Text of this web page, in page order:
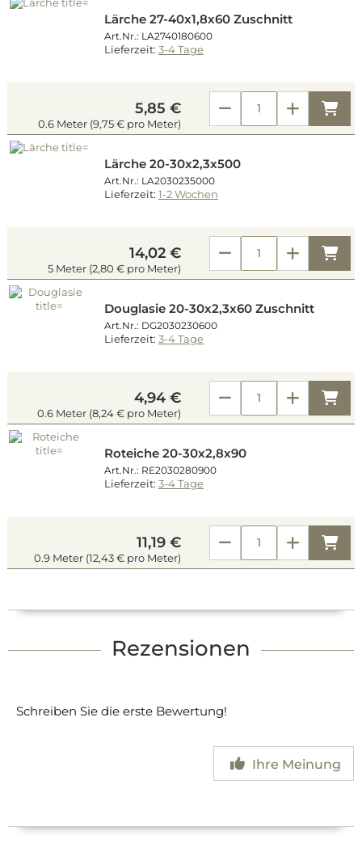
Lärche 27-40x1,8x60 Zuschnitt
Art.Nr.: LA2740180600
Lieferzeit: 3-4 Tage
5,85 €
0.6 Meter (9,75 € pro Meter)
Lärche 20-30x2,3x500
Art.Nr.: LA2030235000
Lieferzeit: 1-2 Wochen
14,02 €
5 Meter (2,80 € pro Meter)
Douglasie 20-30x2,3x60 Zuschnitt
Art.Nr.: DG2030230600
Lieferzeit: 3-4 Tage
4,94 €
0.6 Meter (8,24 € pro Meter)
Roteiche 20-30x2,8x90
Art.Nr.: RE2030280900
Lieferzeit: 3-4 Tage
11,19 €
0.9 Meter (12,43 € pro Meter)
Rezensionen
Schreiben Sie die erste Bewertung!
Ihre Meinung